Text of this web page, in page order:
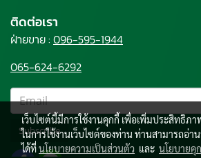
ติดต่อเรา
ฝ่ายขาย : 096-595-1944
065-624-6292
Subscribe
เว็บไซต์นี้มีการใช้งานคุกกี้ เพื่อเพิ่มประสิทธิภ
ในการใช้งานเว็บไซต์ของท่าน ท่านสามารถอ่า
ได้ที่นโยบายความเป็นส่วนตัว และ นโยบายคุ